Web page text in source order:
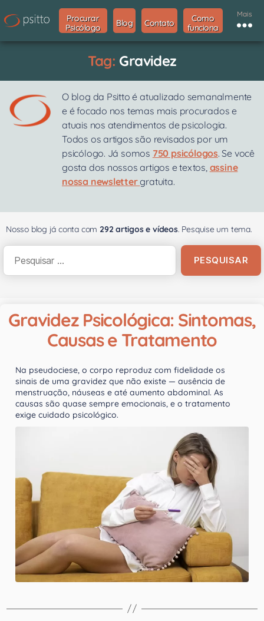
Procurar
Psicólogo
Blog Contato
Como
funciona
Mais
Tag: Gravidez
O blog da Psitto é atualizado semanalmente
e é focado nos temas mais procurados e
atuais nos atendimentos de psicologia.
Todos os artigos são revisados por um
psicólogo. Já somos 750 psicólogos. Se você
gosta dos nossos artigos e textos, assine
nossa newslettergratuita.
Nosso blog já conta com 292 artigos e vídeos. Pesquise um tema.
Gravidez Psicológica: Sintomas,
Causas e Tratamento
Na pseudociese, o corpo reproduz com fidelidade os
sinais de uma gravidez que não existe — ausência de
menstruação, náuseas e até aumento abdominal. As
causas são quase sempre emocionais, e o tratamento
exige cuidado psicológico.